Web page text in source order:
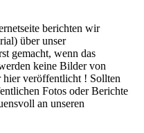
berichten wir
über unser
gemacht, wenn das
keine Bilder von
hier veröffentlicht ! Sollten
Fotos oder Berichte
an unseren